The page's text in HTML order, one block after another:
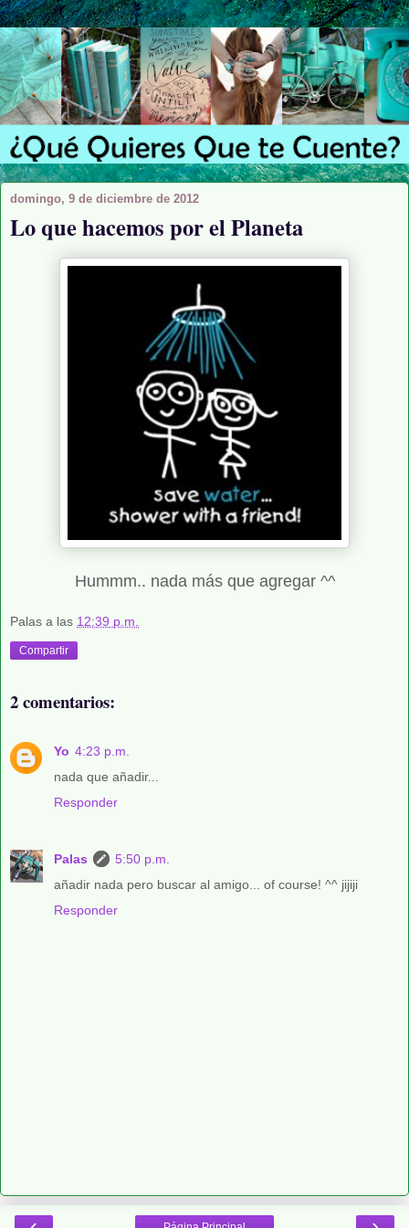
domingo, 9 de diciembre de 2012
Lo que hacemos por el Planeta
Hummm.. nada más que agregar ^^
Palas a las 12:39 p.m.
Compartir
2 comentarios:
Yo 4:23 p.m.
nada que añadir...
Responder
Palas
5:50 p.m.
añadir nada pero buscar al amigo... of course! ^^ jijiji
Responder